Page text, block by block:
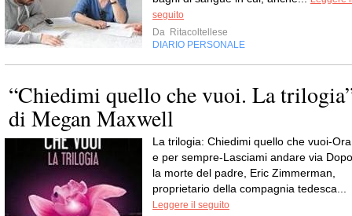
seguito
Da Ritacoltellese
DIARIO PERSONALE
“Chiedimi quello che vuoi. La
di Megan Maxwell
La trilogia: Chiedimi quello che vuoi-Ora
e per sempre-Lasciami andare via Dopo
la morte del padre, Eric Zimmerman,
proprietario della compagnia tedesca...
Leggere il seguito